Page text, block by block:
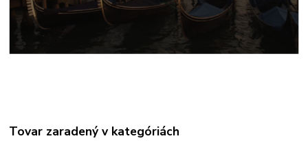
Tovar zaradený v kategóriách